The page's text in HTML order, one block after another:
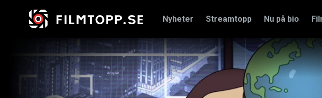
Nyheter Streamtopp Nu på bio